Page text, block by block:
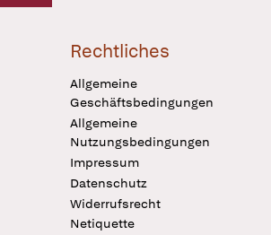
Rechtliches
Allgemeine
Geschäftsbedingungen
Allgemeine
Nutzungsbedingungen
Impressum
Datenschutz
Widerrufsrecht
Netiquette